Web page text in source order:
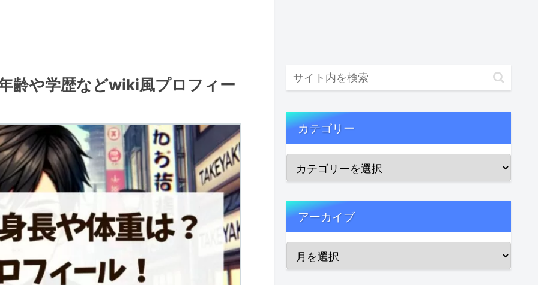
齢や学歴などwiki風プロフィー
カテゴリー
アーカイブ